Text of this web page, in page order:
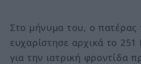
Στο μήνυμα του, ο πατέρας
ευχαρίστησε αρχικά το
για την ιατρική φροντίδα